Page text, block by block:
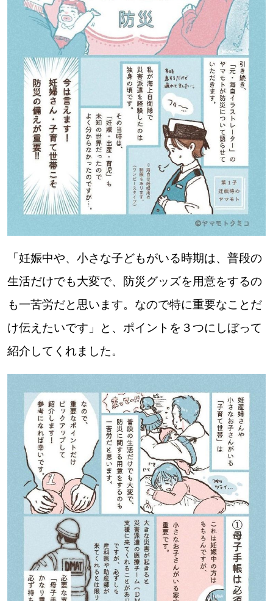
パートナーメディア Sitakkeパートナー
広告掲載
情報提供・お問い合わせ 利用規約
プライバシーポリシー
KEYWORD キーワード
Sitakke編集部あい
【いろんな価値観や生き方に触れたい】
Sitakke編集部 IKU 【まったり楽しみたい】
【暮らしの知恵を身につけたい】 札幌市
【札幌のお気に入りを見つけたい】
【道央のお気に入りを見つけたい】
「妊娠中や、小さな子どもがいる時期は、普段の
生活だけでも大変で、防災グッズを用意をするの
も一苦労だと思います。なので特に重要なことだ
け伝えたいです」と、ポイントを３つにしぼって
紹介してくれました。